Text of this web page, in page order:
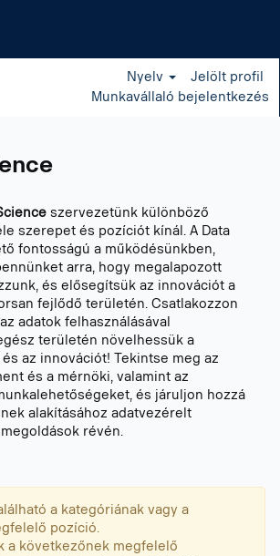
Nyelv
Jelölt profil
Munkavállaló bejelentkezés
szervezetünk különböző
szerepet és pozíciót kínál. A Data
fontosságú a működésünkben,
arra, hogy megalapozott
és elősegítsük az innovációt a
fejlődő területén. Csatlakozzon
adatok felhasználásával
területén növelhessük a
az innovációt! Tekintse meg az
és a mérnöki, valamint az
és járuljon hozzá
alakításához adatvezérelt
révén.
a kategóriának vagy a
pozíció.
a következőnek megfelelő